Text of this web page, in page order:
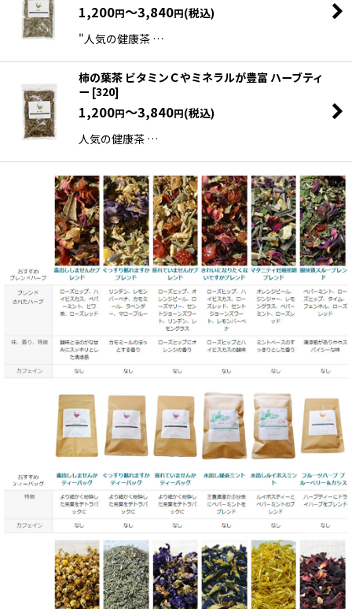
1,200円～3,840円(税込)
"人気の健康茶 …
柿の葉茶 ビタミンＣやミネラルが豊富 ハーブティ
ー [320]
1,200円～3,840円(税込)
人気の健康茶 …